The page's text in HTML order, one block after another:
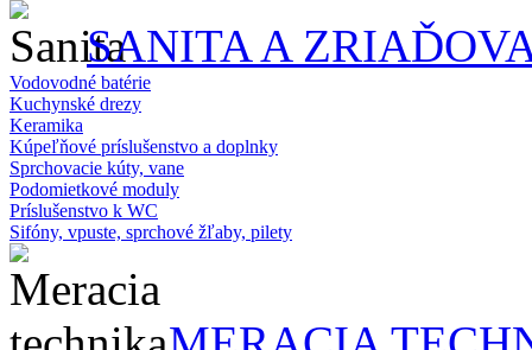
SANITA A
Vodovodné batérie
Kuchynské drezy
Keramika
Kúpeľňové príslušenstvo a doplnky
Sprchovacie kúty, vane
Podomietkové moduly
Príslušenstvo k WC
Sifóny, vpuste, sprchové žľaby, pilety